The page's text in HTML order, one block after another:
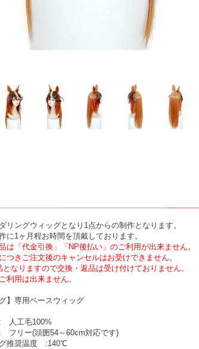
リングウィッグとなり1点からの制作となります。
に1ヶ月程お時間を頂戴しております。
は「代金引換」「NP後払い」のご利用が出来ません。
つきご注文後のキャンセルはお受けできません。
なりますので交換・返品は受け付けておりません。
利用は出来ません。
】専用ベースウィッグ
工毛100%
リー(頭囲54～60cm対応です)
グ推奨温度 :140℃